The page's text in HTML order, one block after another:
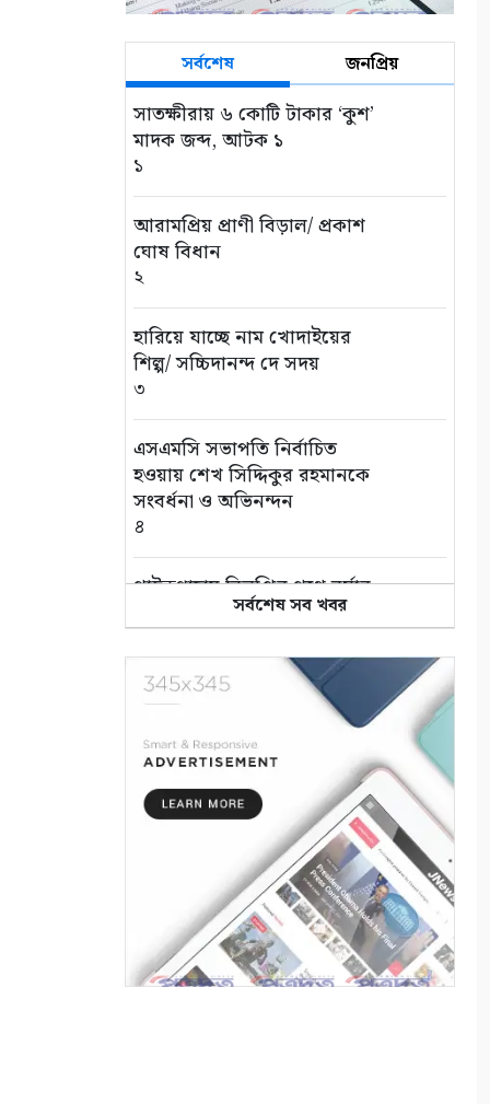
সর্বশেষ জনপ্রিয়
সাতক্ষীরায় ৬ কোটি টাকার ‘কুশ’
মাদক জব্দ, আটক ১
১
আরামপ্রিয় প্রাণী বিড়াল/ প্রকাশ
ঘোষ বিধান
২
হারিয়ে যাচ্ছে নাম খোদাইয়ের
শিল্প/ সচ্চিদানন্দ দে সদয়
৩
এসএমসি সভাপতি নির্বাচিত
হওয়ায় শেখ সিদ্দিকুর রহমানকে
সংবর্ধনা ও অভিনন্দন
৪
পাইকগাছায় বিলুপ্তির পথে বর্ষার
৫
সাতক্ষীরা আদালত চত্বর থেকে
হ্যান্ডক্যাপ পরা আসামীর পালানোর
ব্যর্থ চেষ্টা
৬
সুন্দরবনে আত্মসমর্পণকারী
বনদস্যুরা আবারও সক্রিয়?
জেলেদের অভিযোগে নতুন আতঙ্ক
শ্যামনগরে ফাইটার ক্যারাতে
সর্বশেষ সব খবর